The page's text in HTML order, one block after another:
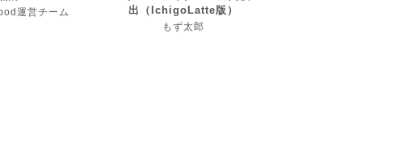
運営チーム
出（IchigoLatte版）
もず太郎